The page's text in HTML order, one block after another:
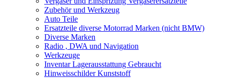
Zubehör und Werkzeug
Auto Teile
Ersatzteile diverse Motorrad Marken (nicht BMW)
Diverse Marken
Radio , DWA und Navigation
Werkzeuge
Inventar Lagerausstattung Gebraucht
Hinweisschilder Kunststoff